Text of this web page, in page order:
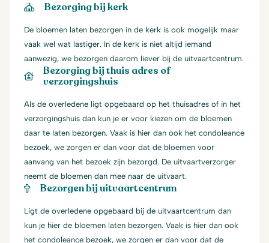
Bezorging bij kerk
De bloemen laten bezorgen in de kerk is ook mogelijk maar
vaak wel wat lastiger. In de kerk is niet altijd iemand
aanwezig, we bezorgen daarom liever bij de uitvaartcentrum.
Bezorging bij thuis adres of
verzorgingshuis
Als de overledene ligt opgebaard op het thuisadres of in het
verzorgingshuis dan kun je er voor kiezen om de bloemen
daar te laten bezorgen. Vaak is hier dan ook het condoleance
bezoek, we zorgen er dan voor dat de bloemen voor
aanvang van het bezoek zijn bezorgd. De uitvaartverzorger
neemt de bloemen dan mee naar de uitvaart.
Bezorgen bij uitvaartcentrum
Ligt de overledene opgebaard bij de uitvaartcentrum dan
kun je hier de bloemen laten bezorgen. Vaak is hier dan ook
het condoleance bezoek, we zorgen er dan voor dat de